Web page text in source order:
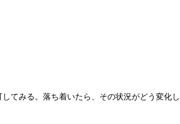
てみる。落ち着いたら、その状況がどう変